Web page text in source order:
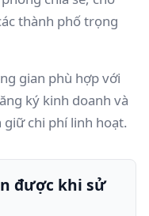
thành phố trọng
gian phù hợp với
ký kinh doanh và
chi phí linh hoạt.
được khi sử